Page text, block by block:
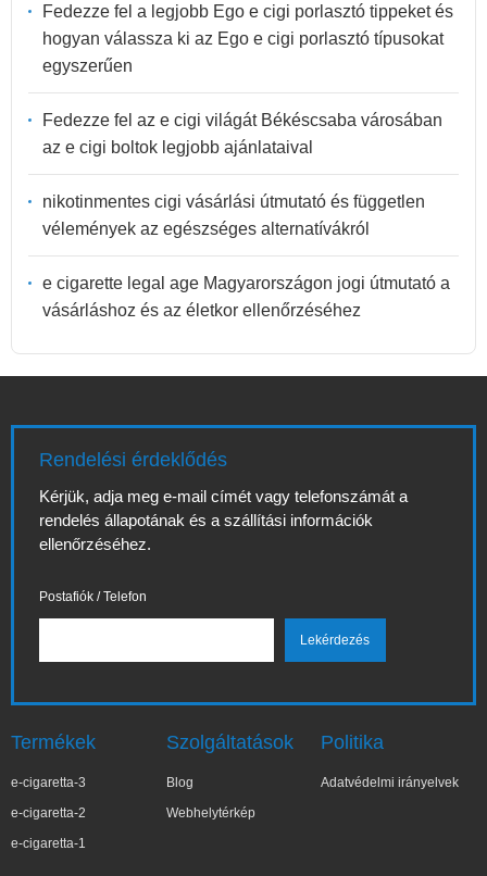
Fedezze fel a legjobb Ego e cigi porlasztó tippeket és
hogyan válassza ki az Ego e cigi porlasztó típusokat
egyszerűen
Fedezze fel az e cigi világát Békéscsaba városában
az e cigi boltok legjobb ajánlataival
nikotinmentes cigi vásárlási útmutató és független
vélemények az egészséges alternatívákról
e cigarette legal age Magyarországon jogi útmutató a
vásárláshoz és az életkor ellenőrzéséhez
Rendelési érdeklődés
Kérjük, adja meg e-mail címét vagy telefonszámát a
rendelés állapotának és a szállítási információk
ellenőrzéséhez.
Postafiók / Telefon
Termékek
e-cigaretta-3
e-cigaretta-2
e-cigaretta-1
Szolgáltatások
Blog
Webhelytérkép
Politika
Adatvédelmi irányelvek